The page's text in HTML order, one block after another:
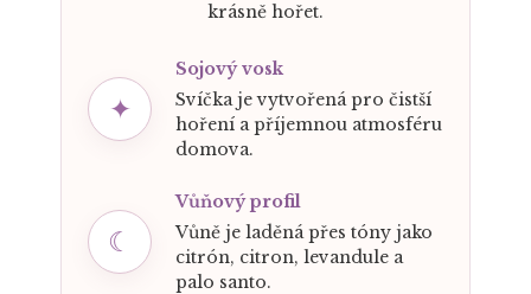
krásně hořet.
✦
Sojový vosk
Svíčka je vytvořená pro čistší
hoření a příjemnou atmosféru
domova.
☾
Vůňový profil
Vůně je laděná přes tóny jako
citrón, citron, levandule a
palo santo.